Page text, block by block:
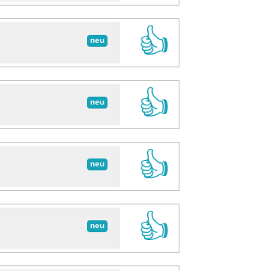
neu
👍
neu
👍
neu
👍
neu
👍